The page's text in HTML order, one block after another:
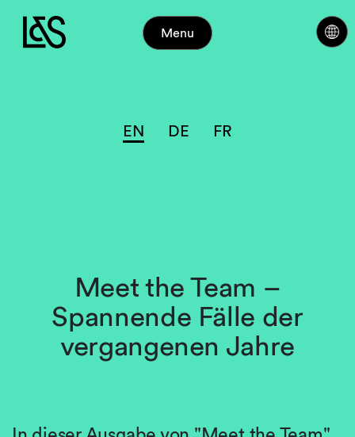
Menu
EN DE FR
Meet the Team –
Spannende Fälle der
vergangenen Jahre